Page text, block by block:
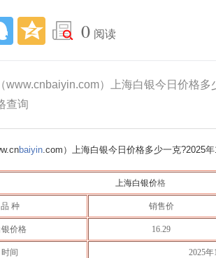
0 阅读
www.cnbaiyin.com）上海白银今日价格
查询
baiyin.com）上海白银今日价格多少一克?2025
上海白银价格
品 种 销售价
银价格 16.29
时间 2025